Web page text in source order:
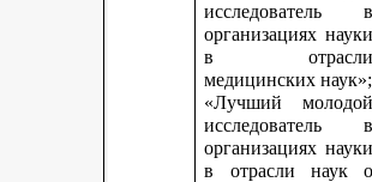
исследователь в
организациях науки
в отрасли
медицинских наук»;
«Лучший молодой
исследователь в
организациях науки
в отрасли наук о